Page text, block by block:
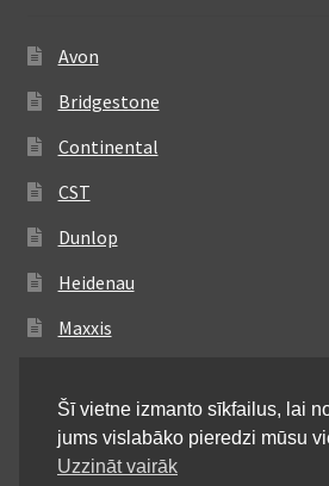
Avon
Bridgestone
Continental
CST
Dunlop
Heidenau
Maxxis
Michelin
Mitas
Šī vietne izmanto sīkfailus, lai
jums vislabāko pieredzi mūsu
Uzzināt vairāk